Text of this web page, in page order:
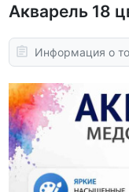
Акварель 18
Информация о